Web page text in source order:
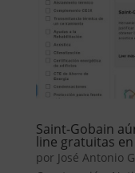
Saint-Gobain
line gratuitas
por José Antonio